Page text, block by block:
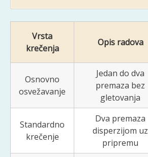
Vrsta
krečenja
Opis radova
Osnovno
osvežavanje
Jedan do dva
premaza bez
gletovanja
Standardno
krečenje
Dva premaza
disperzijom uz
pripremu